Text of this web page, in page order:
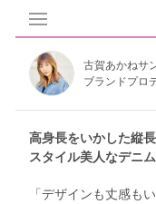
古賀あかねサ
ブランドプロ
高身長をいかした縦
スタイル美人なデニ
「デザインも丈感も